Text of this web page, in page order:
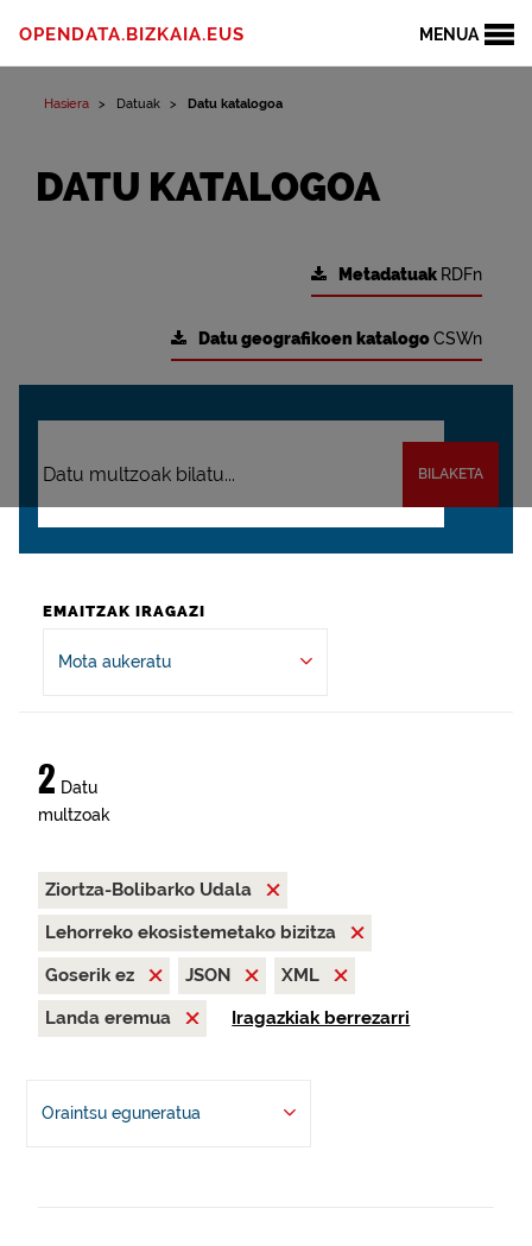
MENUA
OPENDATA.BIZKAIA.EUS
Hasiera Datuak Datu katalogoa
DATU KATALOGOA
Metadatuak RDFn
Datu geografikoen katalogoCSWn
BILAKETA
EMAITZAK IRAGAZI
Mota aukeratu
2 Datu
multzoak
Ziortza-Bolibarko Udala
Lehorreko ekosistemetako bizitza
Goserik ez
JSON
XML
Landa eremua
Iragazkiak berrezarri
Oraintsu eguneratua